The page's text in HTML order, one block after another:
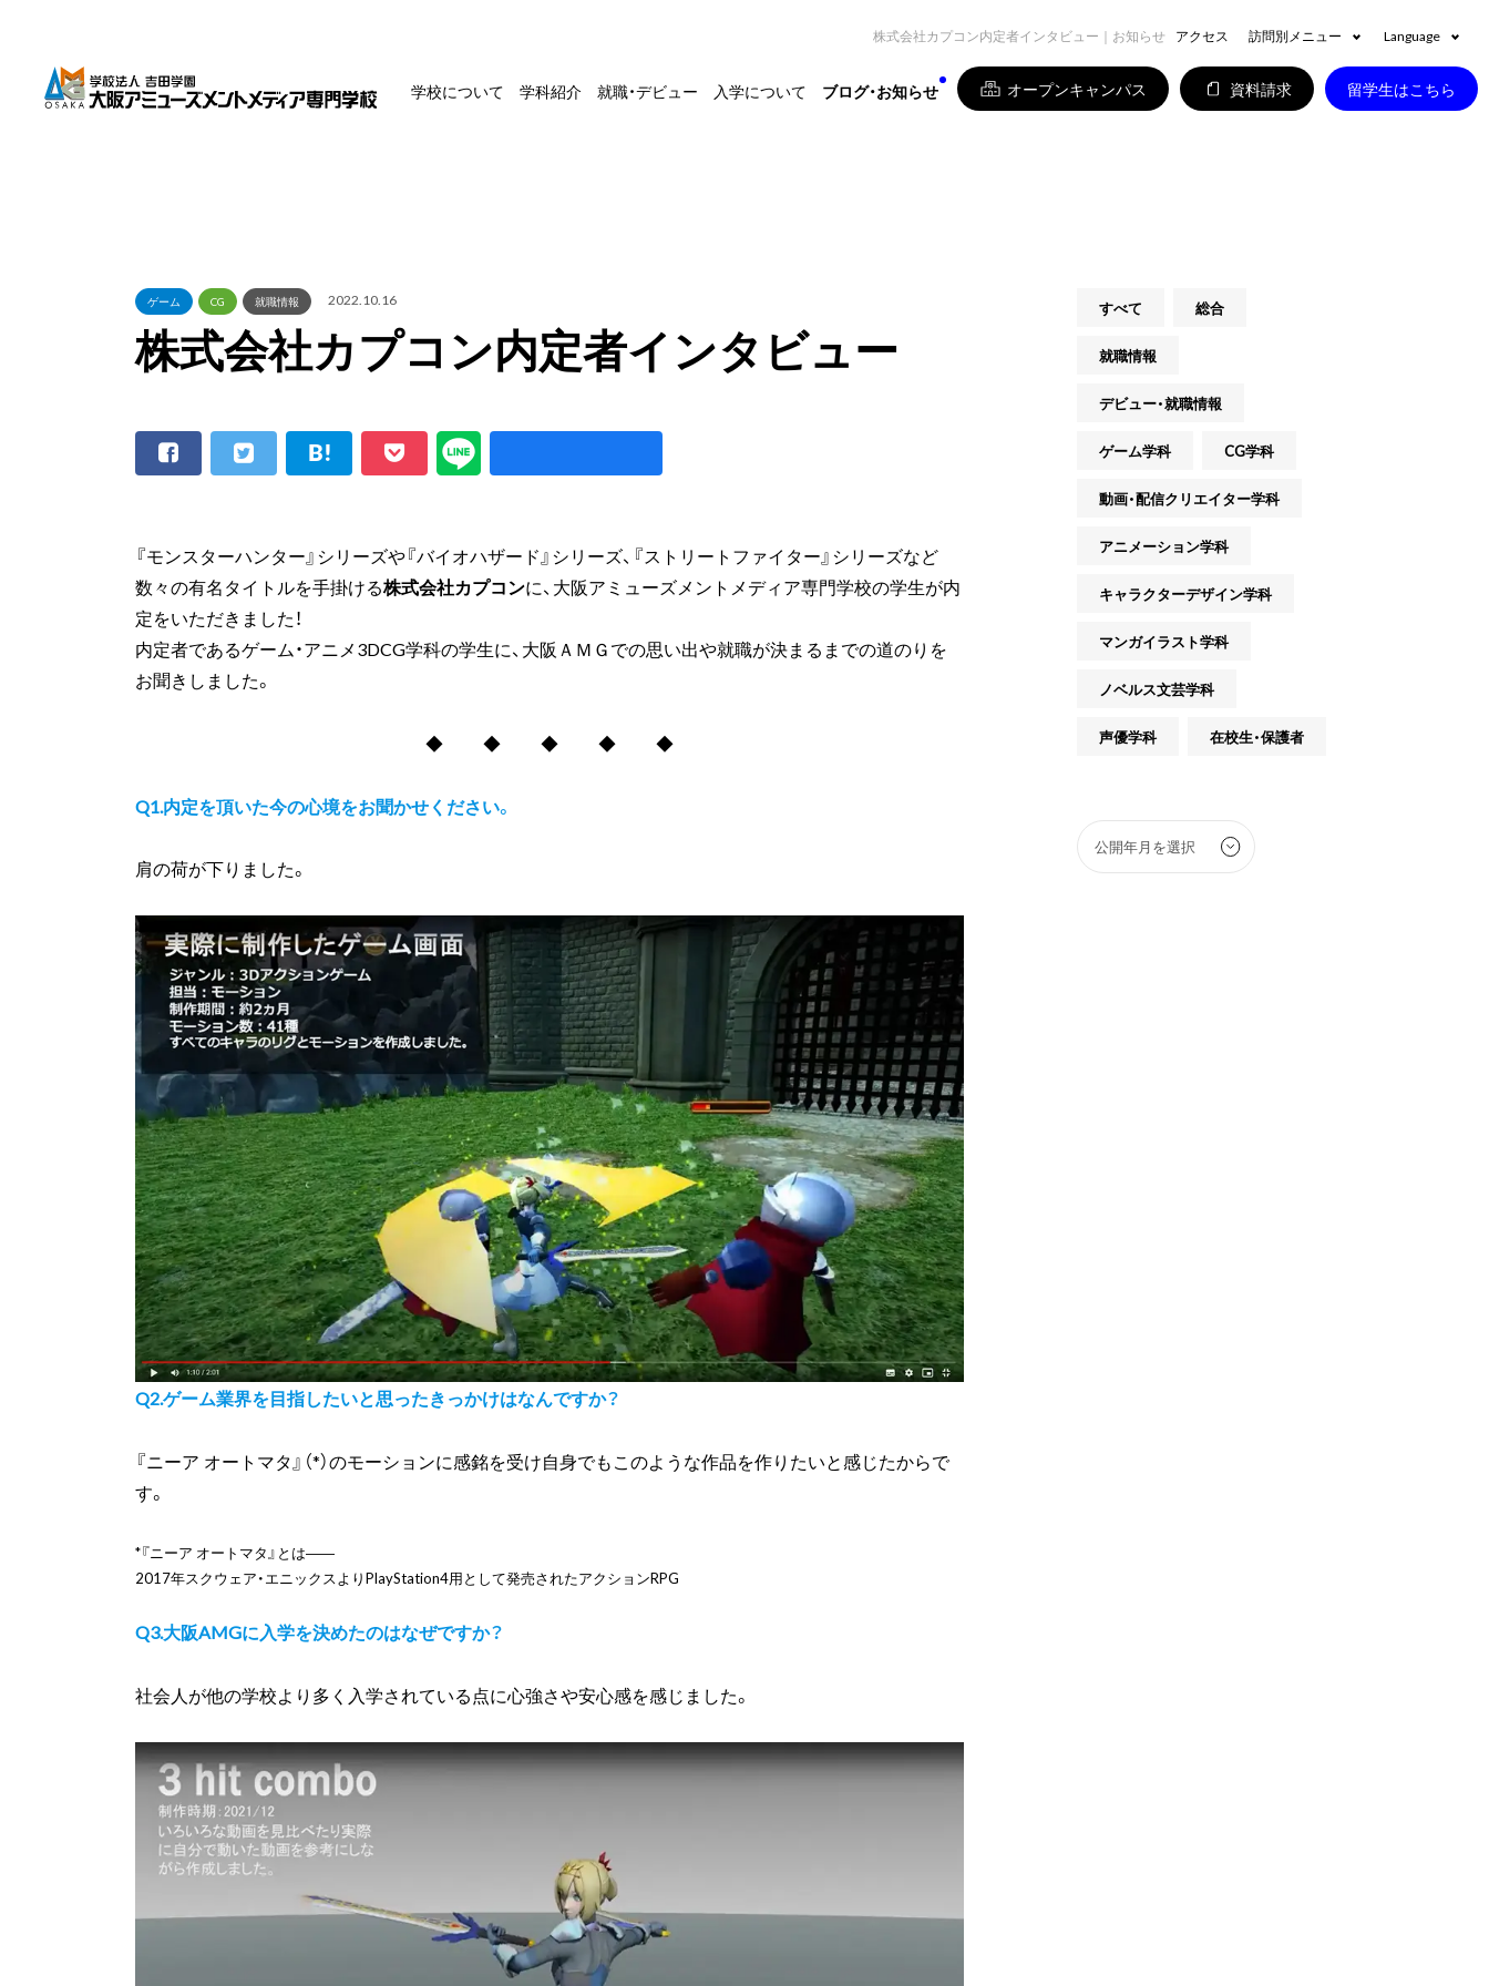
アクセス 訪問別メニュー Language
学校について 学科紹介 就職・デビュー 入学について ブログ・お知らせ オープンキャンパス 資料請求 留学生はこちら
株式会社カプコン内定者インタビュー｜お知らせ
ゲーム CG 就職情報 2022.10.16
株式会社カプコン内定者インタビュー
『モンスターハンター』シリーズや『バイオハザード』シリーズ、『ストリートファイター』シリーズなど
数々の有名タイトルを手掛ける株式会社カプコンに、大阪アミューズメントメディア専門学校の学生が内
定をいただきました！
内定者であるゲーム・アニメ3DCG学科の学生に、大阪ＡＭＧでの思い出や就職が決まるまでの道のりを
お聞きしました。
◆ ◆ ◆ ◆ ◆
Q1.内定を頂いた今の心境をお聞かせください。
肩の荷が下りました。
Q2.ゲーム業界を目指したいと思ったきっかけはなんですか？
『ニーア オートマタ』（*）のモーションに感銘を受け自身でもこのような作品を作りたいと感じたからで
す。
*『ニーア オートマタ』とは――
2017年スクウェア・エニックスよりPlayStation4用として発売されたアクションRPG
Q3.大阪AMGに入学を決めたのはなぜですか？
社会人が他の学校より多く入学されている点に心強さや安心感を感じました。
すべて 総合
就職情報
デビュー・就職情報
ゲーム学科 CG学科
動画・配信クリエイター学科
アニメーション学科
キャラクターデザイン学科
マンガイラスト学科
ノベルス文芸学科
声優学科 在校生・保護者